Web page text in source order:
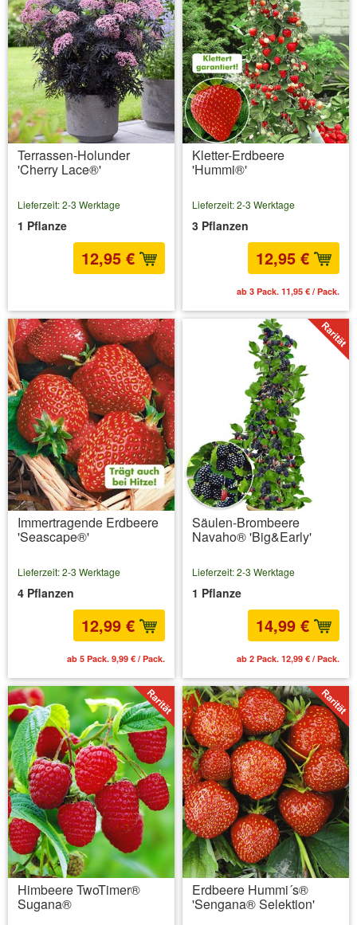
Terrassen-Holunder
'Cherry Lace®'
Lieferzeit: 2-3 Werktage
1 Pflanze
12,95 €
Kletter-Erdbeere
'Hummi®'
Lieferzeit: 2-3 Werktage
3 Pflanzen
12,95 €
ab 3 Pack. 11,95 € / Pack.
Immertragende Erdbeere
'Seascape®'
Lieferzeit: 2-3 Werktage
4 Pflanzen
12,99 €
ab 5 Pack. 9,99 € / Pack.
Säulen-Brombeere
Navaho® 'Big&Early'
Lieferzeit: 2-3 Werktage
1 Pflanze
14,99 €
ab 2 Pack. 12,99 € / Pack.
Himbeere TwoTimer®
Sugana®
Erdbeere Hummi´s®
'Sengana® Selektion'